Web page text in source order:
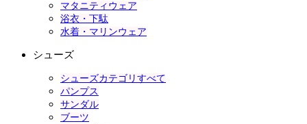
マタニティウェア
浴衣・下駄
水着・マリンウェア
シューズ
シューズカテゴリすべて
パンプス
サンダル
ブーツ